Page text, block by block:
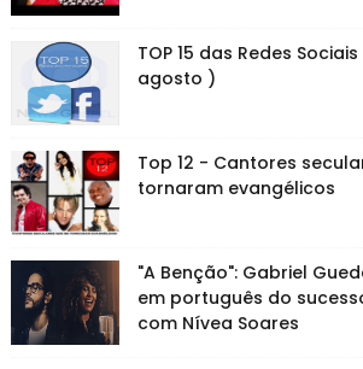
TOP 15 das Redes
agosto )
Top 12 - Cantores
tornaram evangélicos
"A Benção": Gabriel
em português do
com Nívea Soares